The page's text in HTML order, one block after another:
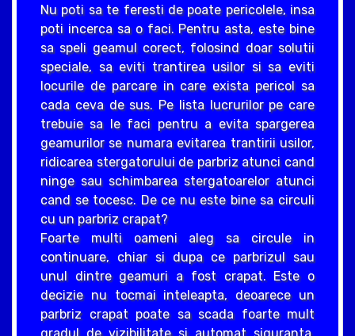
Nu poti sa te feresti de poate pericolele, insa
poti incerca sa o faci. Pentru asta, este bine
sa speli geamul corect, folosind doar solutii
speciale, sa eviti trantirea usilor si sa eviti
locurile de parcare in care exista pericol sa
cada ceva de sus. Pe lista lucrurilor pe care
trebuie sa le faci pentru a evita spargerea
geamurilor se numara evitarea trantirii usilor,
ridicarea stergatorului de parbriz atunci cand
ninge sau schimbarea stergatoarelor atunci
cand se tocesc. De ce nu este bine sa circuli
cu un parbriz crapat?
Foarte multi oameni aleg sa circule in
continuare, chiar si dupa ce parbrizul sau
unul dintre geamuri a fost crapat. Este o
decizie nu tocmai inteleapta, deoarece un
parbriz crapat poate sa scada foarte mult